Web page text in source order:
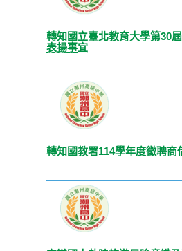
轉知國立臺北教育大學第30
表揚事宜
轉知國教署114學年度徵聘商